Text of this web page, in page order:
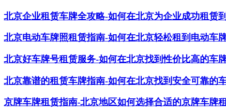
北京企业租赁车牌全攻略-如何在北京为企业成功租赁
北京电动车牌照租赁指南-如何在北京轻松租到电动车
北京好车牌号租赁服务-如何在北京找到性价比高的车
北京靠谱的租赁车牌指南-如何在北京找到安全可靠的
京牌车牌租赁指南-北京地区如何选择合适的京牌车牌